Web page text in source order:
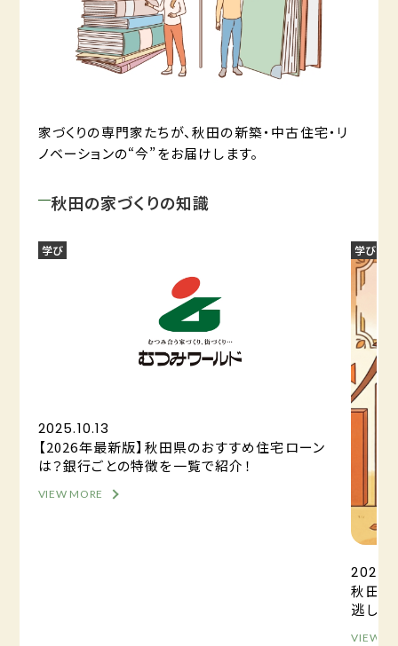
家づくりの専門家たちが、秋田の新築・中古住宅・リ
ノベーションの“今”をお届けします。
秋田の家づくりの知識
学び
2025.10.13
【2026年最新版】秋田県のおすすめ住宅ローン
は？銀行ごとの特徴を一覧で紹介！
VIEW MORE
学び
秋田の
逃しが
VIEW